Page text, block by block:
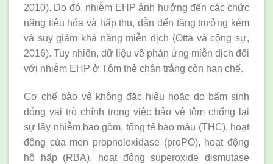
2010). Do đó, nhiễm EHP ảnh hưởng đến các chức
năng tiêu hóa và hấp thu, dẫn đến tăng trưởng kém
và suy giảm khả năng miễn dịch (Otta và cộng sự,
2016). Tuy nhiên, dữ liệu về phản ứng miễn dịch đối
với nhiễm EHP ở Tôm thẻ chân trắng còn hạn chế.
Cơ chế bảo vệ không đặc hiệu hoặc do bẩm sinh
đóng vai trò chính trong việc bảo vệ tôm chống lại
sự lây nhiễm bao gồm, tổng tế bào máu (THC), hoạt
động của men propnoloxidase (proPO), hoạt động
hô hấp (RBA), hoạt động superoxide dismutase